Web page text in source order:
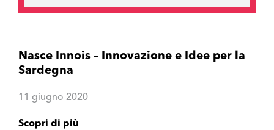
Nasce Innois – Innovazione e Idee per la
Sardegna
11 giugno 2020
Scopri di più